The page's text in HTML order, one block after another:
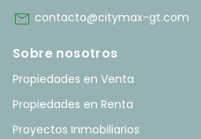
mail contacto@citymax-gt.com
Sobre nosotros
Propiedades en Venta
Propiedades en Renta
Proyectos Inmobiliarios